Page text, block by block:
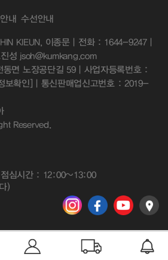
내 수선안내
KIEUN, 이종문 | 전화 : 1644-9247 |
성 jsoh@kumkang.com
면 노장공단길 59 | 사업자등록번호 :
보확인] | 통신판매업신고번호 : 2019-
Reserved.
심시간 : 12:00~13:00
)